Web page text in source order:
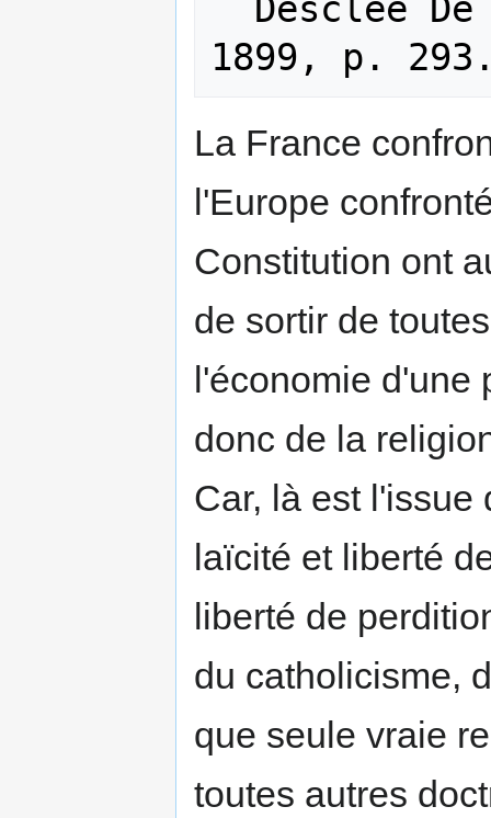
La France
l'Europe
Constitution ont
de sortir de
l'économie d'une
donc de la
Car, là est l'issue
laïcité et liberté
liberté de
du catholicisme,
que seule vraie
toutes autres